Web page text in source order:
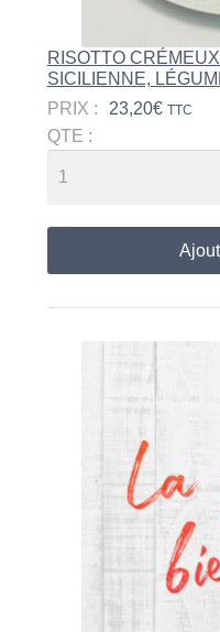
RISOTTO
SICILIENNE,
PRIX :
23,20€ TTC
QTE :